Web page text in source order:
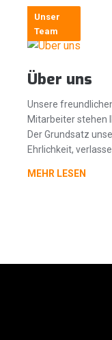
Unser
Team
Über uns
Unsere
Mitarbeiter stehen
Der Grundsatz
Ehrlichkeit,
MEHR LESEN